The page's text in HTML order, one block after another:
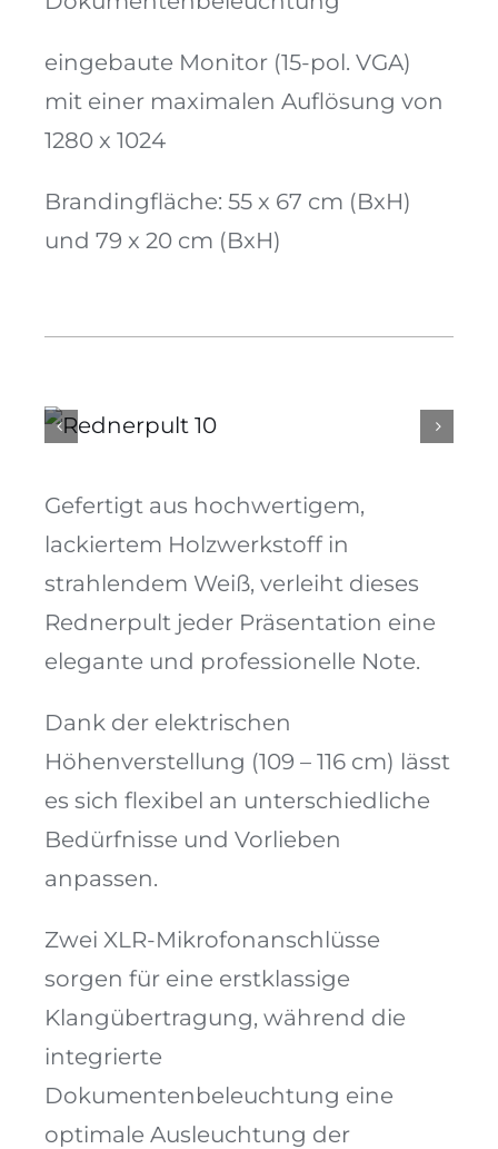
eingebaute Monitor (15-pol. VGA)
mit einer maximalen Auflösung von
1280 x 1024
Brandingfläche: 55 x 67 cm (BxH)
und 79 x 20 cm (BxH)
Gefertigt aus hochwertigem,
lackiertem Holzwerkstoff in
strahlendem Weiß, verleiht dieses
Rednerpult jeder Präsentation eine
elegante und professionelle Note.
Dank der elektrischen
Höhenverstellung (109 – 116 cm) lässt
es sich flexibel an unterschiedliche
Bedürfnisse und Vorlieben
anpassen.
Zwei XLR-Mikrofonanschlüsse
sorgen für eine erstklassige
Klangübertragung, während die
integrierte
Dokumentenbeleuchtung eine
optimale Ausleuchtung der